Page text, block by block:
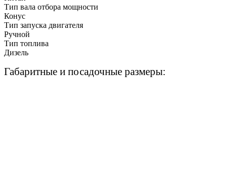
Тип вала отбора мощности
Конус
Тип запуска двигателя
Ручной
Тип топлива
Дизель
Габаритные и посадочные размеры: